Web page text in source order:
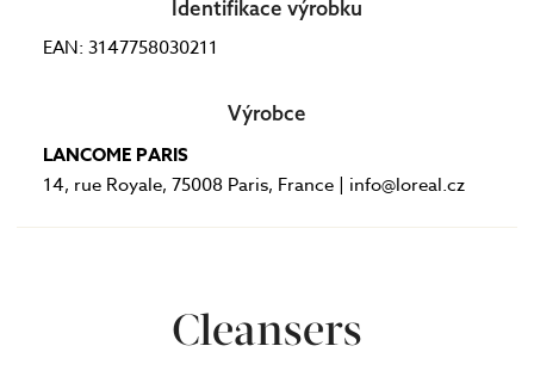
Identifikace výrobku
EAN: 3147758030211
Výrobce
LANCOME PARIS
14, rue Royale, 75008 Paris, France | info@loreal.cz
Cleansers